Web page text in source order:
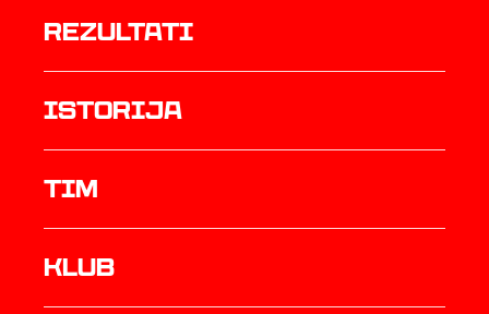
rezultati
istorija
TIM
Klub